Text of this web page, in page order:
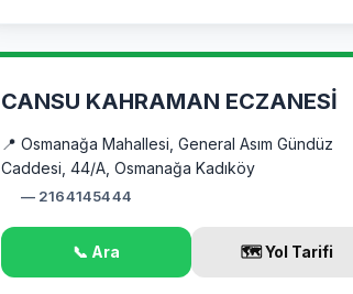
CANSU KAHRAMAN ECZANESİ
📍 Osmanağa Mahallesi, General Asım Gündüz
Caddesi, 44/A, Osmanağa Kadıköy
— 2164145444
📞 Ara 🗺️ Yol Tarifi